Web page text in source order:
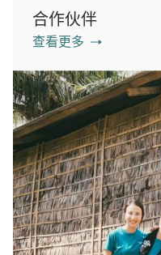
合作伙伴
查看更多